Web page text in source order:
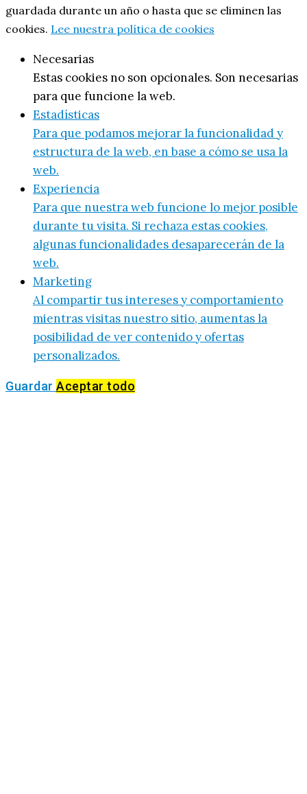
guardada durante un año o hasta que se eliminen las
cookies. Lee nuestra política de cookies
Necesarias
Estas cookies no son opcionales. Son necesarias
para que funcione la web.
Estadísticas
Para que podamos mejorar la funcionalidad y
estructura de la web, en base a cómo se usa la
web.
Experiencia
Para que nuestra web funcione lo mejor posible
durante tu visita. Si rechaza estas cookies,
algunas funcionalidades desaparecerán de la
web.
Marketing
Al compartir tus intereses y comportamiento
mientras visitas nuestro sitio, aumentas la
posibilidad de ver contenido y ofertas
personalizados.
Guardar Aceptar todo